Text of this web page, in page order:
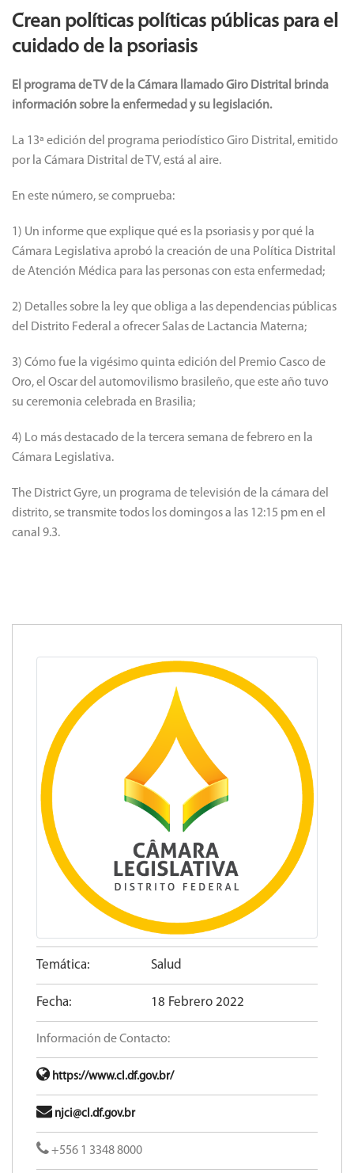
Crean políticas políticas públicas para el
cuidado de la psoriasis
El programa de TV de la Cámara llamado Giro Distrital brinda
información sobre la enfermedad y su legislación.
La 13ª edición del programa periodístico Giro Distrital, emitido
por la Cámara Distrital de TV, está al aire.
En este número, se comprueba:
1) Un informe que explique qué es la psoriasis y por qué la
Cámara Legislativa aprobó la creación de una Política Distrital
de Atención Médica para las personas con esta enfermedad;
2) Detalles sobre la ley que obliga a las dependencias públicas
del Distrito Federal a ofrecer Salas de Lactancia Materna;
3) Cómo fue la vigésimo quinta edición del Premio Casco de
Oro, el Oscar del automovilismo brasileño, que este año tuvo
su ceremonia celebrada en Brasilia;
4) Lo más destacado de la tercera semana de febrero en la
Cámara Legislativa.
The District Gyre, un programa de televisión de la cámara del
distrito, se transmite todos los domingos a las 12:15 pm en el
canal 9.3.
Temática: Salud
Fecha: 18 Febrero 2022
Información de Contacto:
https://www.cl.df.gov.br/
njci@cl.df.gov.br
+556 1 3348 8000